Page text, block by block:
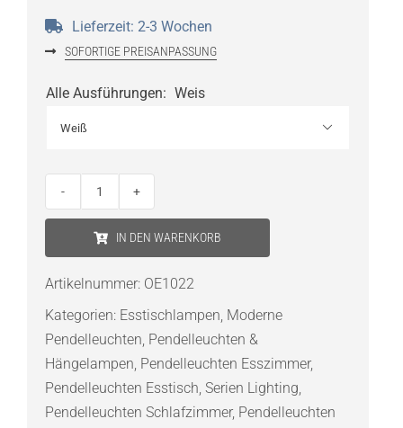
Lieferzeit: 2-3 Wochen
SOFORTIGE PREISANPASSUNG
Alle Ausführungen: Weis

Adjustable
S
Pendelleuchte
Menge
IN DEN WARENKORB
Artikelnummer: OE1022
Kategorien: Esstischlampen, Moderne
Pendelleuchten, Pendelleuchten &
Hängelampen, Pendelleuchten Esszimmer,
Pendelleuchten Esstisch, Serien Lighting,
Pendelleuchten Schlafzimmer, Pendelleuchten